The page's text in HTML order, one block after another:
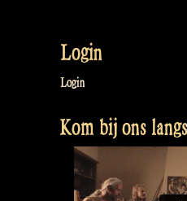
Login
Login
Kom bij ons